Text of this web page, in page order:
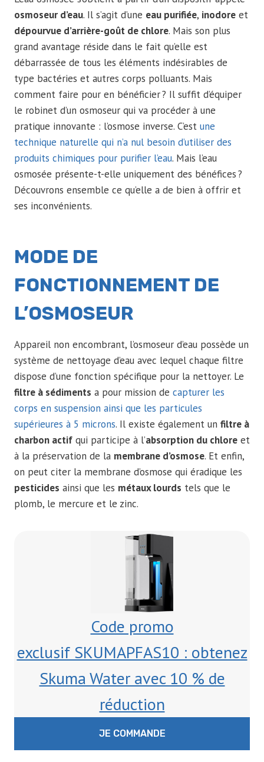
osmoseur d’eau. Il s’agit d’une eau purifiée, inodore et
dépourvue d’arrière-goût de chlore. Mais son plus
grand avantage réside dans le fait qu’elle est
débarrassée de tous les éléments indésirables de
type bactéries et autres corps polluants. Mais
comment faire pour en bénéficier ? Il suffit d’équiper
le robinet d’un osmoseur qui va procéder à une
pratique innovante : l’osmose inverse. C’est une
technique naturelle qui n’a nul besoin d’utiliser des
produits chimiques pour purifier l’eau. Mais l’eau
osmosée présente-t-elle uniquement des bénéfices ?
Découvrons ensemble ce qu’elle a de bien à offrir et
ses inconvénients.
MODE DE
FONCTIONNEMENT DE
L’OSMOSEUR
Appareil non encombrant, l’osmoseur d’eau possède un
système de nettoyage d’eau avec lequel chaque filtre
dispose d’une fonction spécifique pour la nettoyer. Le
filtre à sédiments a pour mission de capturer les
corps en suspension ainsi que les particules
supérieures à 5 microns. Il existe également un filtre à
charbon actif qui participe à l’absorption du chlore et
à la préservation de la membrane d’osmose. Et enfin,
on peut citer la membrane d’osmose qui éradique les
pesticides ainsi que les métaux lourds tels que le
plomb, le mercure et le zinc.
Code promo
exclusif SKUMAPFAS10 : obtenez
Skuma Water avec 10 % de
réduction
JE COMMANDE